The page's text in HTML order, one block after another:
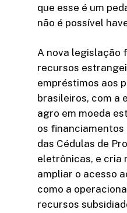
que esse é um
não é possível
A nova legislação
recursos
empréstimos aos
brasileiros, com a
agro em moeda
os
das Cédulas de
eletrônicas, e cria
ampliar o acesso
como a
recursos